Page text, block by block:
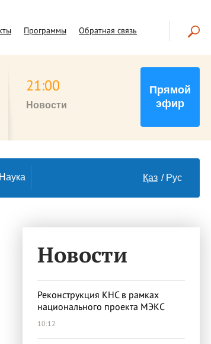
Программы Обратная связь
21:00
Новости
Прямой
эфир
Наука Қаз Рус
Новости
Реконструкция КНС в рамках
национального проекта МЭКС
10:12